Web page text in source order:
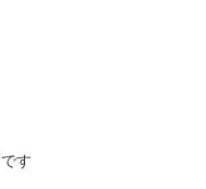
です